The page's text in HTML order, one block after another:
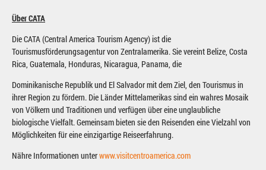
Über CATA
Die CATA (Central America Tourism Agency) ist die
Tourismusförderungsagentur von Zentralamerika. Sie vereint Belize, Costa
Rica, Guatemala, Honduras, Nicaragua, Panama, die
Dominikanische Republik und El Salvador mit dem Ziel, den Tourismus in
ihrer Region zu fördern. Die Länder Mittelamerikas sind ein wahres Mosaik
von Völkern und Traditionen und verfügen über eine unglaubliche
biologische Vielfalt. Gemeinsam bieten sie den Reisenden eine Vielzahl von
Möglichkeiten für eine einzigartige Reiseerfahrung.
Nähre Informationen unterwww.visitcentroamerica.com